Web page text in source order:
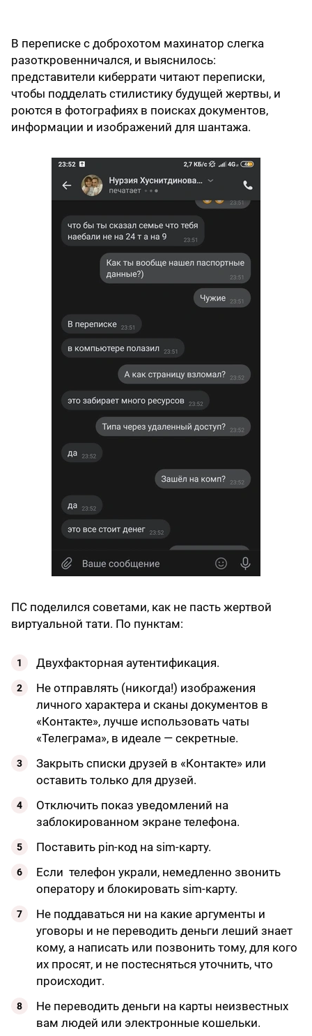
В переписке с доброхотом махинатор слегка
разоткровенничался, и выяснилось:
представители киберрати читают переписки,
чтобы подделать стилистику будущей жертвы, и
роются в фотографиях в поисках документов,
информации и изображений для шантажа.
ПС поделился советами, как не пасть жертвой
виртуальной тати. По пунктам:
Двухфакторная аутентификация.
Не отправлять (никогда!) изображения
личного характера и сканы документов в
«Контакте», лучше использовать чаты
«Телеграма», в идеале — секретные.
Закрыть списки друзей в «Контакте» или
оставить только для друзей.
Отключить показ уведомлений на
заблокированном экране телефона.
Поставить pin-код на sim-карту.
Если телефон украли, немедленно звонить
оператору и блокировать sim-карту.
Не поддаваться ни на какие аргументы и
уговоры и не переводить деньги леший знает
кому, а написать или позвонить тому, для кого
их просят, и не постесняться уточнить, что
происходит.
Не переводить деньги на карты неизвестных
вам людей или электронные кошельки.